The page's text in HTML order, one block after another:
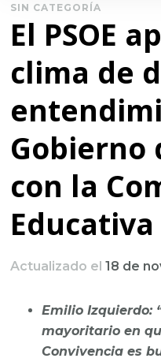
SIN CATEGORÍA
El PSOE
clima de
Gobierno
con la
Educativa
Actualizado el18 de
Emilio Izquierdo:
mayoritario en
Convivencia es